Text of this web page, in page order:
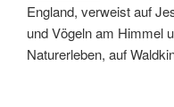
England, verweist auf
und Vögeln am Himmel
Naturerleben, auf